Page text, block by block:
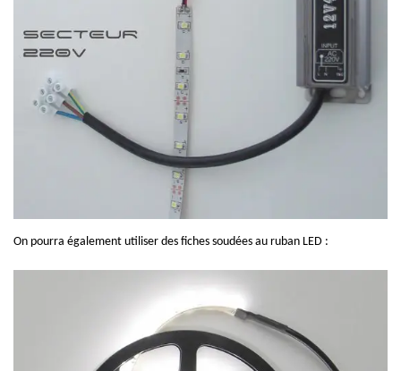
On pourra également utiliser des fiches soudées au ruban LED :